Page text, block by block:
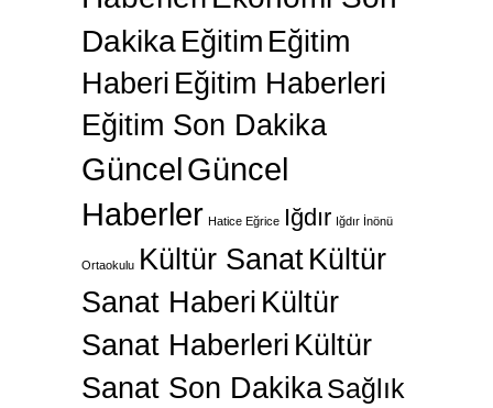
Dakika Eğitim Eğitim
Haberi Eğitim Haberleri
Eğitim Son Dakika
GüncelGüncel
Haberler Hatice Eğrice Iğdır Iğdır İnönü
Ortaokulu Kültür SanatKültür
Sanat Haberi Kültür
Sanat Haberleri Kültür
Sanat Son DakikaSağlık